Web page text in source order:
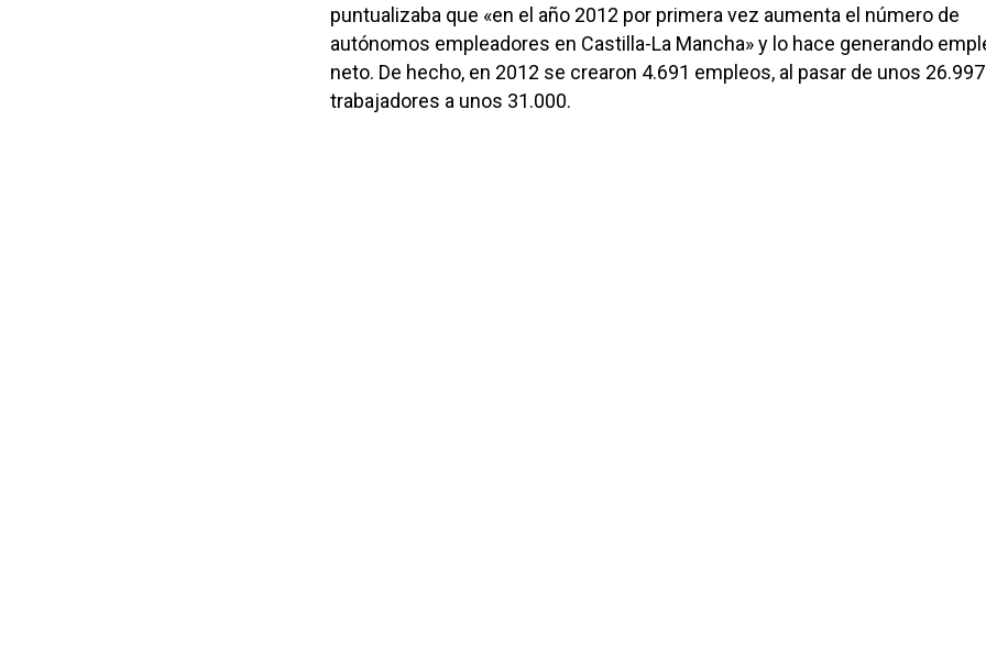
puntualizaba que «en el año 2012 por primera vez aumenta el número de
autónomos empleadores en Castilla-La Mancha» y lo hace generando
neto. De hecho, en 2012 se crearon 4.691 empleos, al pasar de unos 26.997
trabajadores a unos 31.000.